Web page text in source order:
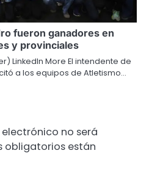
fueron ganadores en
y provinciales
LinkedIn More El intendente de
a los equipos de Atletismo…
no será
obligatorios están